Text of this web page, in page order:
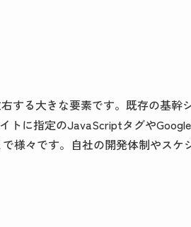
する大きな要素です。既存の基幹
トに指定のJavaScriptタグや
様々です。自社の開発体制やスケ